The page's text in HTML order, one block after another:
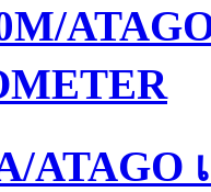
ATAGO